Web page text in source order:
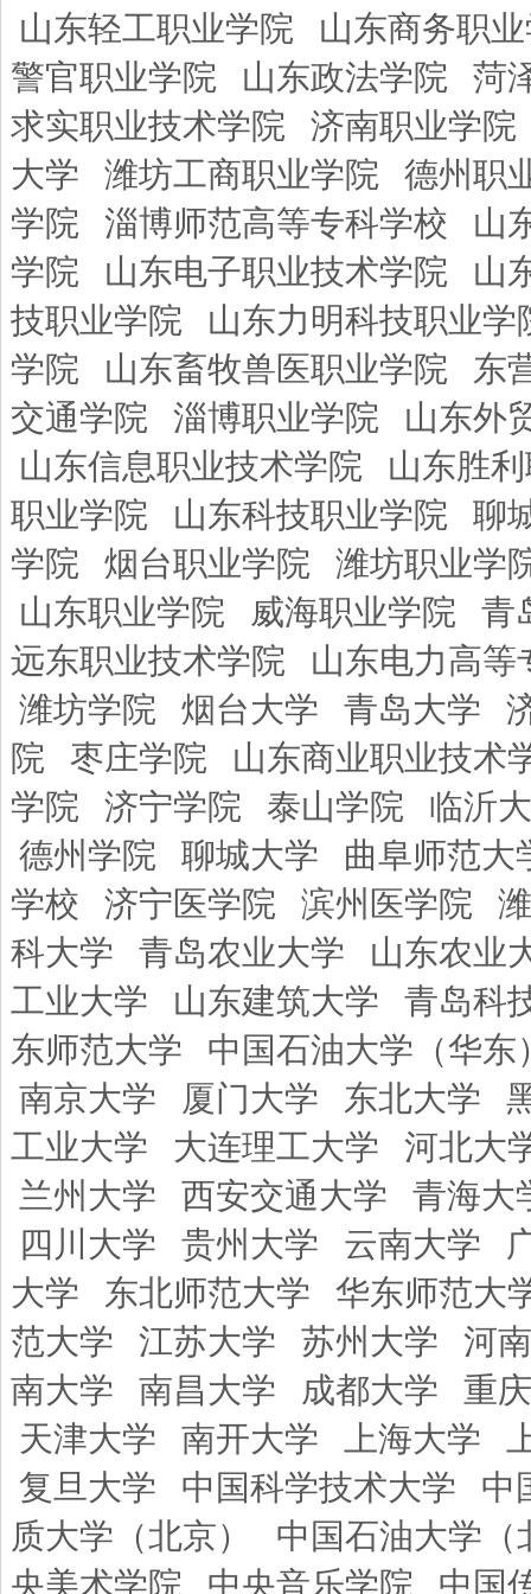
山东轻工职业学院
山东商务职
警官职业学院
山东政法学院
菏
求实职业技术学院
济南职业学院
大学
潍坊工商职业学院
德州职
学院
淄博师范高等专科学校
山
学院
山东电子职业技术学院
山
技职业学院
山东力明科技职业学
学院
山东畜牧兽医职业学院
东
交通学院
淄博职业学院
山东外
山东信息职业技术学院
山东胜
职业学院
山东科技职业学院
聊
学院
烟台职业学院
潍坊职业学
山东职业学院
威海职业学院
青
远东职业技术学院
山东电力高等
潍坊学院
烟台大学 青岛大学
院
枣庄学院
山东商业职业技术
学院
济宁学院 泰山学院
临沂
德州学院
聊城大学
曲阜师范大
学校
济宁医学院 滨州医学院
科大学
青岛农业大学
山东农业
工业大学
山东建筑大学
青岛科
东师范大学
中国石油大学（华东
南京大学
厦门大学 东北大学
工业大学
大连理工大学
河北大
兰州大学
西安交通大学
青海大
四川大学
贵州大学 云南大学
大学
东北师范大学
华东师范大
范大学
江苏大学 苏州大学
河
南大学
南昌大学 成都大学
重
天津大学
南开大学 上海大学
复旦大学
中国科学技术大学
中
质大学（北京）
中国石油大学（
央美术学院
中央音乐学院 中国